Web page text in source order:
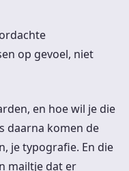
op gevoel, niet
en hoe wil je die
daarna komen de
je typografie. En die
mailtje dat er